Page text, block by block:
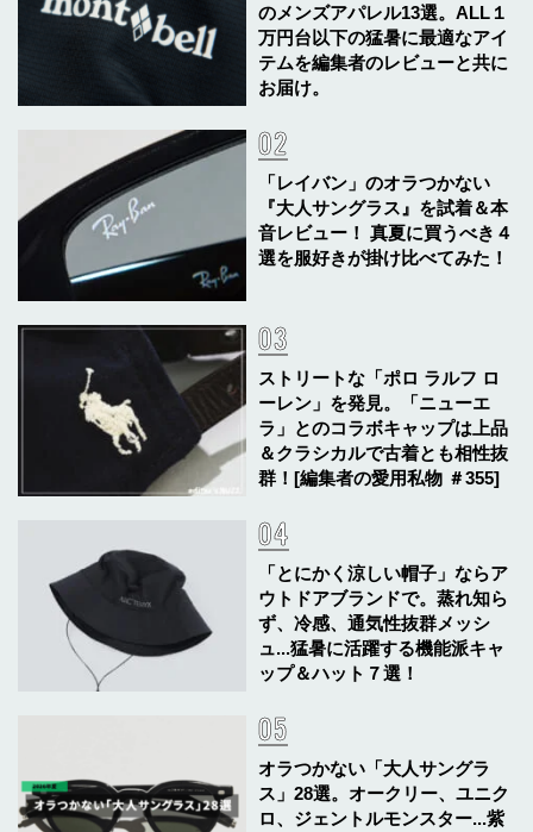
のメンズアパレル13選。ALL１
万円台以下の猛暑に最適なアイ
テムを編集者のレビューと共に
お届け。
「レイバン」のオラつかない
『大人サングラス』を試着＆本
音レビュー！ 真夏に買うべき４
選を服好きが掛け比べてみた！
ストリートな「ポロ ラルフ ロ
ーレン」を発見。「ニューエ
ラ」とのコラボキャップは上品
＆クラシカルで古着とも相性抜
群！[編集者の愛用私物 ＃355]
「とにかく涼しい帽子」ならア
ウトドアブランドで。蒸れ知ら
ず、冷感、通気性抜群メッシ
ュ...猛暑に活躍する機能派キャ
ップ＆ハット７選！
オラつかない「大人サングラ
ス」28選。オークリー、ユニク
ロ、ジェントルモンスター...紫